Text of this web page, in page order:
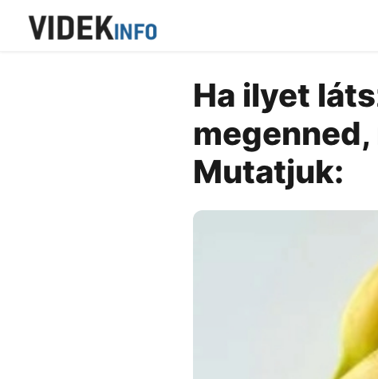
Ha ilyet
Mutatjuk: